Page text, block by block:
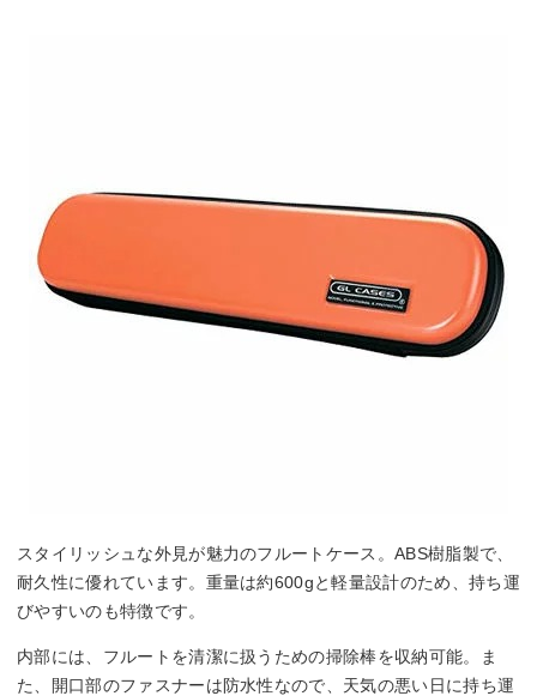
スタイリッシュな外見が魅力のフルートケース。ABS樹脂製で、
耐久性に優れています。重量は約600gと軽量設計のため、持ち運
びやすいのも特徴です。
内部には、フルートを清潔に扱うための掃除棒を収納可能。ま
た、開口部のファスナーは防水性なので、天気の悪い日に持ち運